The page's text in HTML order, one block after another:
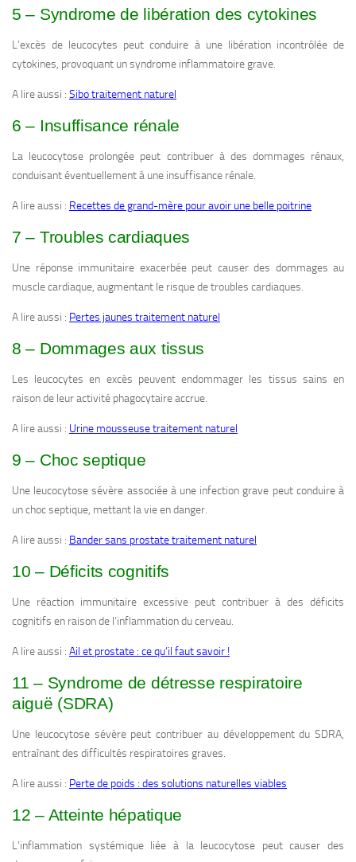
5 – Syndrome de libération des cytokines
L’excès de leucocytes peut conduire à une libération incontrôlée de
cytokines, provoquant un syndrome inflammatoire grave.
A lire aussi : Sibo traitement naturel
6 – Insuffisance rénale
La leucocytose prolongée peut contribuer à des dommages rénaux,
conduisant éventuellement à une insuffisance rénale.
A lire aussi : Recettes de grand-mère pour avoir une belle poitrine
7 – Troubles cardiaques
Une réponse immunitaire exacerbée peut causer des dommages au
muscle cardiaque, augmentant le risque de troubles cardiaques.
A lire aussi : Pertes jaunes traitement naturel
8 – Dommages aux tissus
Les leucocytes en excès peuvent endommager les tissus sains en
raison de leur activité phagocytaire accrue.
A lire aussi : Urine mousseuse traitement naturel
9 – Choc septique
Une leucocytose sévère associée à une infection grave peut conduire à
un choc septique, mettant la vie en danger.
A lire aussi : Bander sans prostate traitement naturel
10 – Déficits cognitifs
Une réaction immunitaire excessive peut contribuer à des déficits
cognitifs en raison de l’inflammation du cerveau.
A lire aussi : Ail et prostate : ce qu’il faut savoir !
11 – Syndrome de détresse respiratoire
aiguë (SDRA)
Une leucocytose sévère peut contribuer au développement du SDRA,
entraînant des difficultés respiratoires graves.
A lire aussi : Perte de poids : des solutions naturelles viables
12 – Atteinte hépatique
L’inflammation systémique liée à la leucocytose peut causer des